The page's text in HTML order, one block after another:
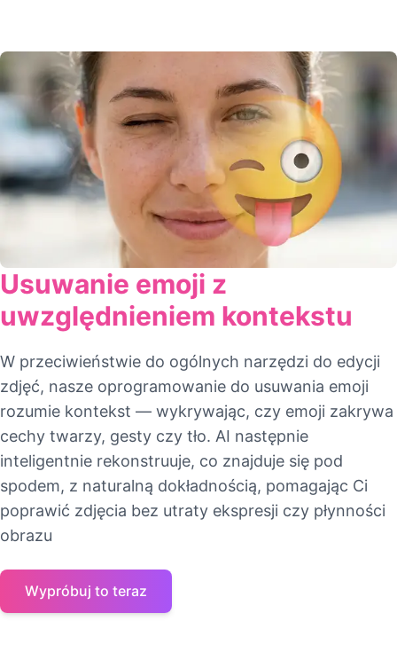
Usuwanie emoji z
uwzględnieniem kontekstu
W przeciwieństwie do ogólnych narzędzi do edycji
zdjęć, nasze oprogramowanie do usuwania emoji
rozumie kontekst — wykrywając, czy emoji zakrywa
cechy twarzy, gesty czy tło. AI następnie
inteligentnie rekonstruuje, co znajduje się pod
spodem, z naturalną dokładnością, pomagając Ci
poprawić zdjęcia bez utraty ekspresji czy płynności
obrazu
Wypróbuj to teraz